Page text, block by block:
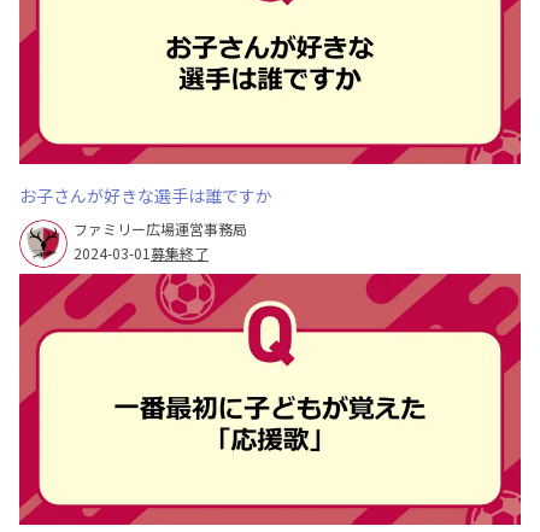
お子さんが好きな選手は誰ですか
ファミリー広場運営事務局
2024-03-01募集終了